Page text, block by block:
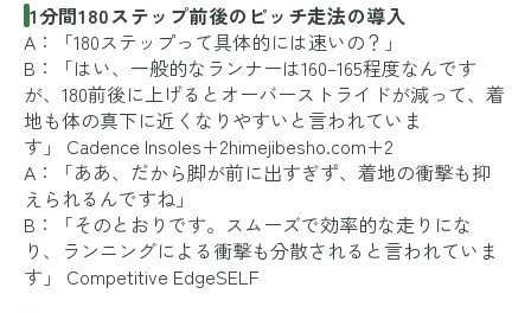
1分間180ステップ前後のピッチ走法の導入
A：「180ステップって具体的には速いの？」
B：「はい、一般的なランナーは160–165程度なんです
が、180前後に上げるとオーバーストライドが減って、着
地も体の真下に近くなりやすいと言われていま
す」 Cadence Insoles+2himejibesho.com+2
A：「ああ、だから脚が前に出すぎず、着地の衝撃も抑
えられるんですね」
B：「そのとおりです。スムーズで効率的な走りにな
り、ランニングによる衝撃も分散されると言われていま
す」 Competitive EdgeSELF